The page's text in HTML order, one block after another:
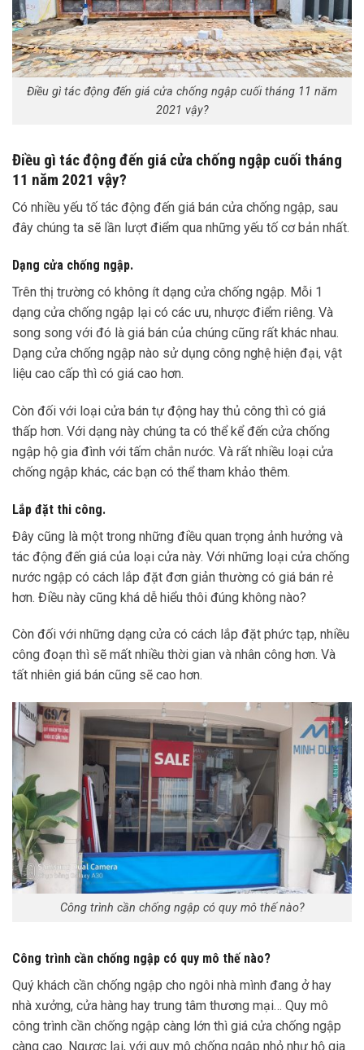
Điều gì tác động đến giá cửa chống ngập cuối tháng 11 năm
2021 vậy?
Điều gì tác động đến giá cửa chống ngập cuối tháng
11 năm 2021 vậy?
Có nhiều yếu tố tác động đến giá bán cửa chống ngập, sau
đây chúng ta sẽ lần lượt điểm qua những yếu tố cơ bản nhất.
Dạng cửa chống ngập.
Trên thị trường có không ít dạng cửa chống ngập. Mỗi 1
dạng cửa chống ngập lại có các ưu, nhược điểm riêng. Và
song song với đó là giá bán của chúng cũng rất khác nhau.
Dạng cửa chống ngập nào sử dụng công nghệ hiện đại, vật
liệu cao cấp thì có giá cao hơn.
Còn đối với loại cửa bán tự động hay thủ công thì có giá
thấp hơn. Với dạng này chúng ta có thể kể đến cửa chống
ngập hộ gia đình với tấm chắn nước. Và rất nhiều loại cửa
chống ngập khác, các bạn có thể tham khảo thêm.
Lắp đặt thi công.
Đây cũng là một trong những điều quan trọng ảnh hưởng và
tác động đến giá của loại cửa này. Với những loại cửa chống
nước ngập có cách lắp đặt đơn giản thường có giá bán rẻ
hơn. Điều này cũng khá dễ hiểu thôi đúng không nào?
Còn đối với những dạng cửa có cách lắp đặt phức tạp, nhiều
công đoạn thì sẽ mất nhiều thời gian và nhân công hơn. Và
tất nhiên giá bán cũng sẽ cao hơn.
Công trình cần chống ngập có quy mô thế nào?
Công trình cần chống ngập có quy mô thế nào?
Quý khách cần chống ngập cho ngôi nhà mình đang ở hay
nhà xưởng, cửa hàng hay trung tâm thương mại… Quy mô
công trình cần chống ngập càng lớn thì giá cửa chống ngập
càng cao. Ngược lại, với quy mô chống ngập nhỏ như hộ gia